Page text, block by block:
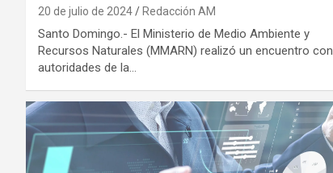
20 de julio de 2024 Redacción AM
Santo Domingo.- El Ministerio de Medio Ambiente y
Recursos Naturales (MMARN) realizó un encuentro con
autoridades de la…